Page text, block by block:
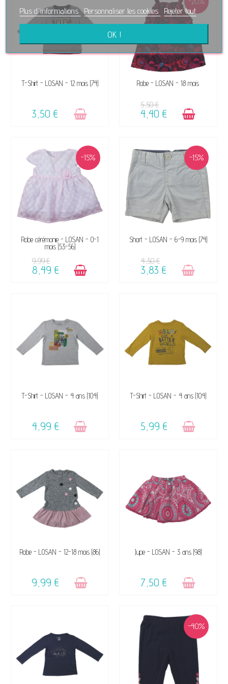
VENDU, VICTIME DE SON
T-Shirt - LOSAN - 12 mois (74)
3,50 €
DISPONIBLE
Robe - LOSAN - 18 mois
5,50 €
4,40 €
-15%
DISPONIBLE
Robe cérémonie - LOSAN - 0-1
mois (53-56)
9,99 €
8,49 €
-15%
VENDU, VICTIME DE SON
Short - LOSAN - 6-9 mois (74)
4,50 €
3,83 €
VENDU, VICTIME DE SON
T-Shirt - LOSAN - 4 ans (104)
4,99 €
VENDU, VICTIME DE SON
T-Shirt - LOSAN - 4 ans (104)
5,99 €
VENDU, VICTIME DE SON
Robe - LOSAN - 12-18 mois (86)
9,99 €
VENDU, VICTIME DE SON
Jupe - LOSAN - 3 ans (98)
7,50 €
-40%
Plus d'informations Personnaliser les cookies Rejeter tout
OK !